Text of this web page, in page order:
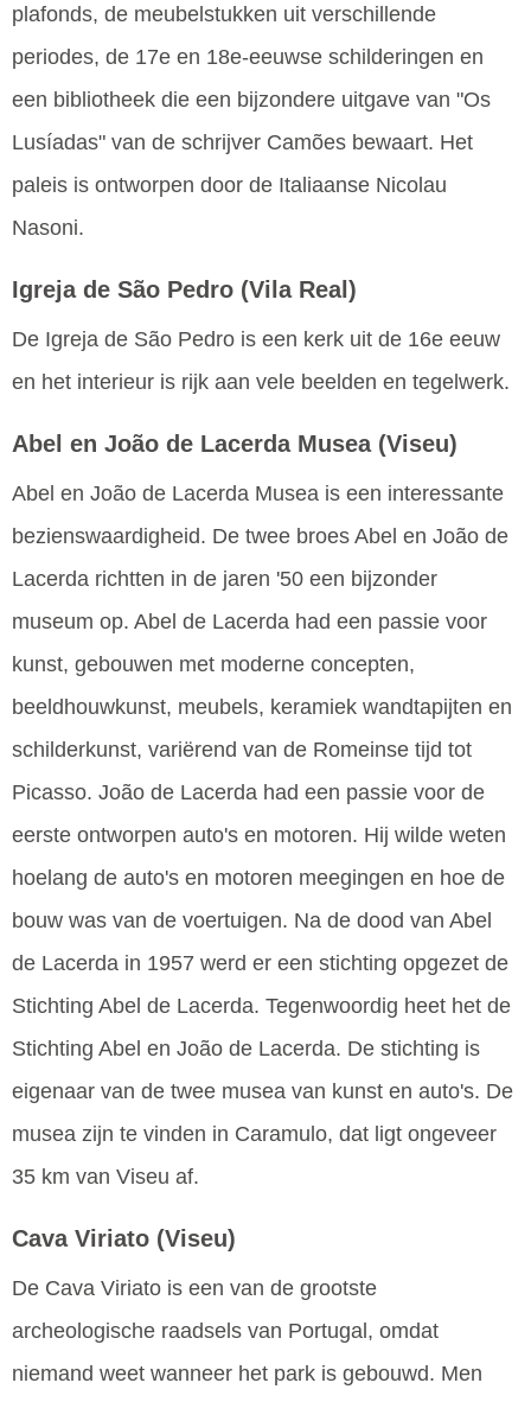
plafonds, de meubelstukken uit verschillende
periodes, de 17e en 18e-eeuwse schilderingen en
een bibliotheek die een bijzondere uitgave van "Os
Lusíadas" van de schrijver Camões bewaart. Het
paleis is ontworpen door de Italiaanse Nicolau
Nasoni.
Igreja de São Pedro (Vila Real)
De Igreja de São Pedro is een kerk uit de 16e eeuw
en het interieur is rijk aan vele beelden en tegelwerk.
Abel en João de Lacerda Musea (Viseu)
Abel en João de Lacerda Musea is een interessante
bezienswaardigheid. De twee broes Abel en João de
Lacerda richtten in de jaren '50 een bijzonder
museum op. Abel de Lacerda had een passie voor
kunst, gebouwen met moderne concepten,
beeldhouwkunst, meubels, keramiek wandtapijten en
schilderkunst, variërend van de Romeinse tijd tot
Picasso. João de Lacerda had een passie voor de
eerste ontworpen auto's en motoren. Hij wilde weten
hoelang de auto's en motoren meegingen en hoe de
bouw was van de voertuigen. Na de dood van Abel
de Lacerda in 1957 werd er een stichting opgezet de
Stichting Abel de Lacerda. Tegenwoordig heet het de
Stichting Abel en João de Lacerda. De stichting is
eigenaar van de twee musea van kunst en auto's. De
musea zijn te vinden in Caramulo, dat ligt ongeveer
35 km van Viseu af.
Cava Viriato (Viseu)
De Cava Viriato is een van de grootste
archeologische raadsels van Portugal, omdat
niemand weet wanneer het park is gebouwd. Men